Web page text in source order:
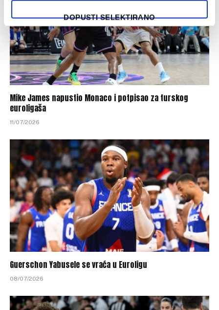
DOPUSTI SELEKTIRANO
Mike James napustio Monaco i potpisao za turskog
euroligaša
11/07/2026
Guerschon Yabusele se vraća u Euroligu
08/07/2026